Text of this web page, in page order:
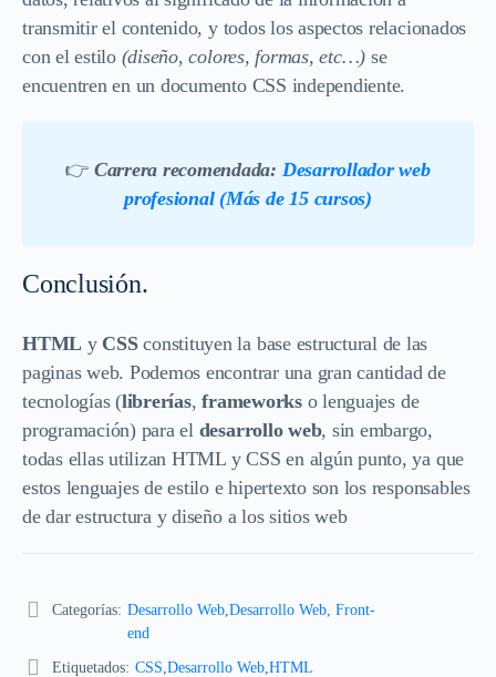
transmitir el contenido, y todos los aspectos relacionados
con el estilo(diseño, colores, formas, etc…) se
encuentren en un documento CSS independiente.
👉 Carrera recomendada: Desarrollador web
profesional (Más de 15 cursos)
Conclusión.
HTML y CSSconstituyen la base estructural de las
paginas web. Podemos encontrar una gran cantidad de
tecnologías (librerías, frameworkso lenguajes de
programación) para el desarrollo web, sin embargo,
todas ellas utilizan HTML y CSS en algún punto, ya que
estos lenguajes de estilo e hipertexto son los responsables
de dar estructura y diseño a los sitios web
Categorías: Desarrollo Web Desarrollo Web, Front-
end
Etiquetados: CSS Desarrollo Web HTML